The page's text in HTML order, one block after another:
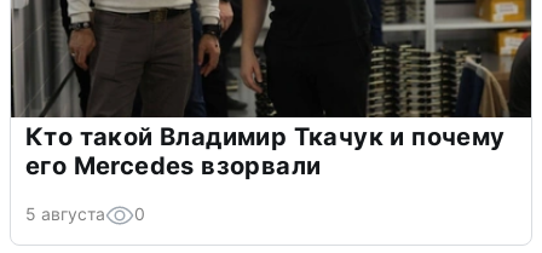
Кто такой Владимир Ткачук и почему
его Mercedes взорвали
5 августа 0